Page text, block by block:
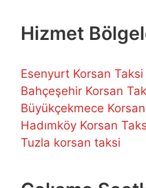
Hizmet
Esenyurt Korsan Taksi
Bahçeşehir Korsan
Büyükçekmece
Hadımköy Korsan
Tuzla korsan taksi